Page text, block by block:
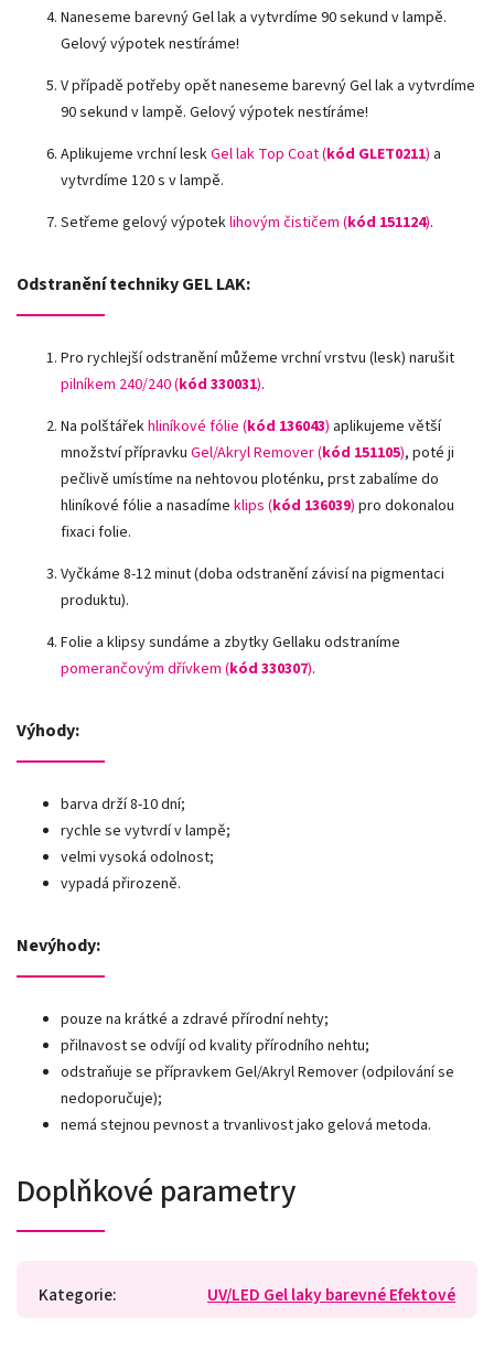
Naneseme barevný Gel lak a vytvrdíme 90 sekund v lampě.
Gelový výpotek nestíráme!
V případě potřeby opět naneseme barevný Gel lak a vytvrdíme
90 sekund v lampě. Gelový výpotek nestíráme!
Aplikujeme vrchní leskGel lak Top Coat (kód GLET0211) a
vytvrdíme 120 s v lampě.
Setřeme gelový výpoteklihovým čističem (kód 151124).
Odstranění techniky GEL LAK:
Pro rychlejší odstranění můžeme vrchní vrstvu (lesk) narušit
pilníkem 240/240 (kód 330031).
Na polštářekhliníkové fólie (kód 136043) aplikujeme větší
množství přípravku Gel/Akryl Remover (kód 151105), poté ji
pečlivě umístíme na nehtovou ploténku, prst zabalíme do
hliníkové fólie a nasadíme klips (kód 136039) pro dokonalou
fixaci folie.
Vyčkáme 8-12 minut (doba odstranění závisí na pigmentaci
produktu).
Folie a klipsy sundáme a zbytky Gellaku odstraníme
pomerančovým dřívkem (kód 330307).
Výhody:
barva drží 8-10 dní;
rychle se vytvrdí v lampě;
velmi vysoká odolnost;
vypadá přirozeně.
Nevýhody:
pouze na krátké a zdravé přírodní nehty;
přilnavost se odvíjí od kvality přírodního nehtu;
odstraňuje se přípravkem Gel/Akryl Remover (odpilování se
nedoporučuje);
nemá stejnou pevnost a trvanlivost jako gelová metoda.
Doplňkové parametry
Kategorie: UV/LED Gel laky barevné Efektové